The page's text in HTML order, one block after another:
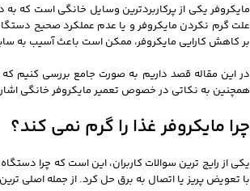
مایکروفر یکی از پرکاربردترین وسایل خانگی است که به
علت گرم نکردن مایکروفر و یا عدم عملکرد صحیح
بر کاهش کارایی مایکروفر، ممکن است باعث آسیب به
در این مقاله قصد داریم به صورت جامع بررسی کنیم
همچنین به نکاتی در خصوص تعمیر مایکروفر خانگی
چرا مایکروفر غذا را گرم نمی کند؟
یکی از رایج ترین سوالات کاربران، این است که چرا
با تعویض پریز یا اتصال به برق حل کرد. از جمله اصلی